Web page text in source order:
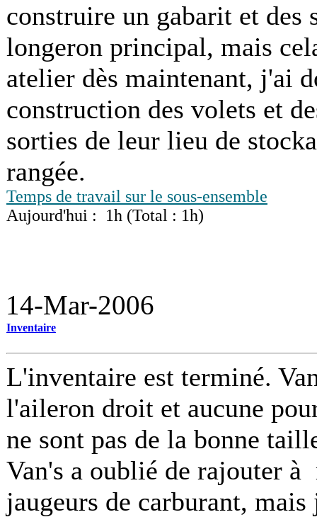
construire un gabarit et
longeron principal, mais
atelier dès maintenant, j'ai
construction des volets et
sorties de leur lieu de
rangée.
Temps de travail sur le sous-ensemble
Aujourd'hui : 1h (Total : 1h)
14-Mar-2006
Inventaire
L'inventaire est terminé.
l'aileron droit et aucune
ne sont pas de la bonne
Van's a oublié de rajouter à
jaugeurs de carburant,